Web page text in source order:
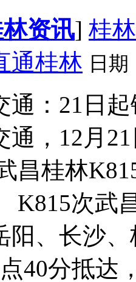
资讯] 桂
通桂林 日期
通：21日
通，12月
昌桂林
K815次武
阳、长沙
40分抵达